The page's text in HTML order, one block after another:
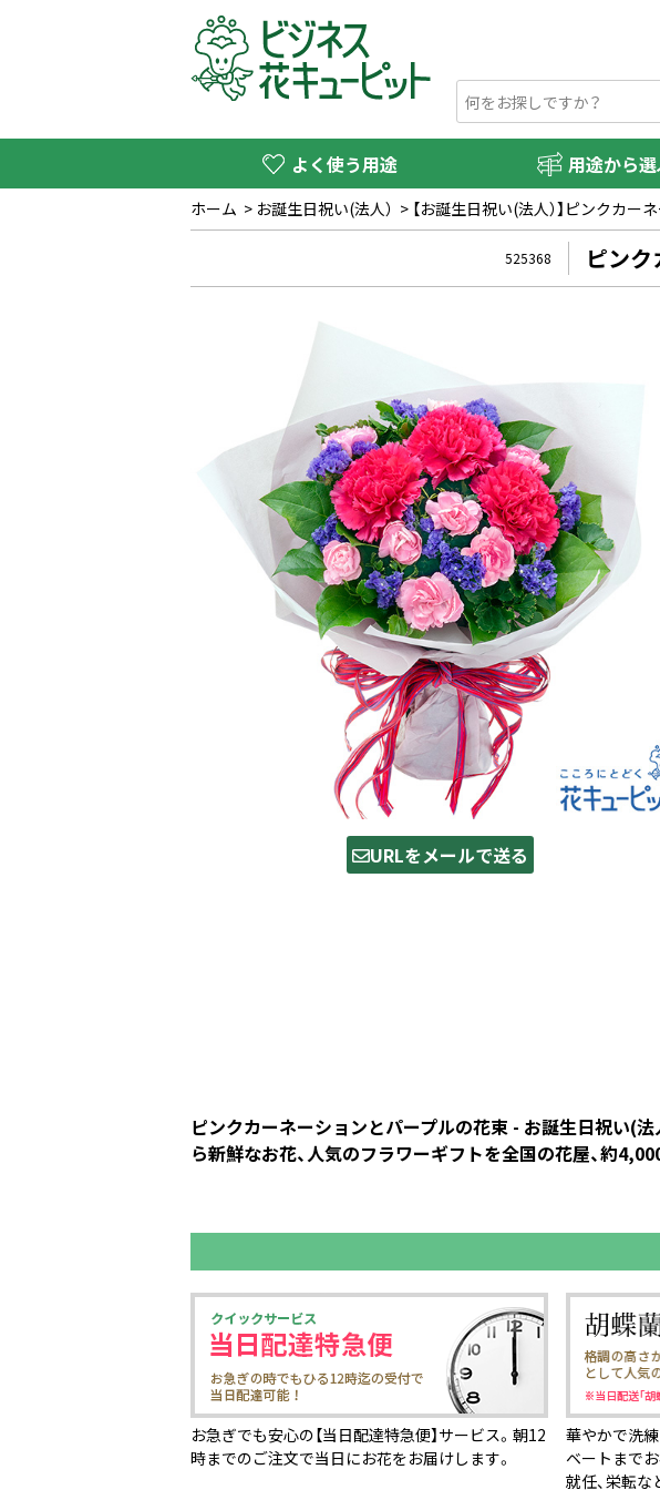
よく使う用途 用途から
ホーム > お誕生日祝い(法人） > 【お誕生日祝い(法人）】ピンクカ
525368 ピン
URLをメールで送る
ピンクカーネーションとパープルの花束 - お誕生日祝い(
ら新鮮なお花、人気のフラワーギフトを全国の花屋、約
お急ぎでも安心の【当日配達特急便】サービス。朝12
時までのご注文で当日にお花をお届けします。
華やかで洗
ベートまでお
就任、栄転な